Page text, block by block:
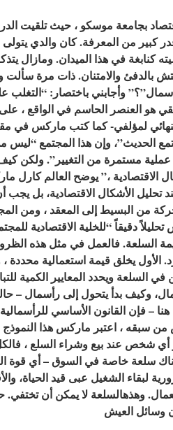
بجامعة موسكو ، حيث تلقيت
كبير من المعرفة. كان والدي
كنابغة في هذا الميدان. ومازال
بالدفئ والامتنان. ذات مرة
وأجابني باختصار:
الحديث”، وإن هذا المجتمع
عملية مستمرة من التغيير”. ولكن
الاقتصادية ،” يوضح العالم كارل
تحليل الأشكال الاقتصادية، بل
دقيقاً “للخلية الاقتصادية
السلعة. فالعمل في مثل هذه
الأول يخلق قيمة استعمالية محددة
في السلعة ويحدد المعايير الكمية
وكيف بدأ يتحول إلى رأسمال –
سبقه ، اعتبر ماركس هذا النموذج
أي شخص عند بيع وشراء السلع ،
سلعة خاصة في السوق – أي قوة
لبقاء الشغيل عبى قيد الحياة،
وهذهالسلعة لا يمكن أن